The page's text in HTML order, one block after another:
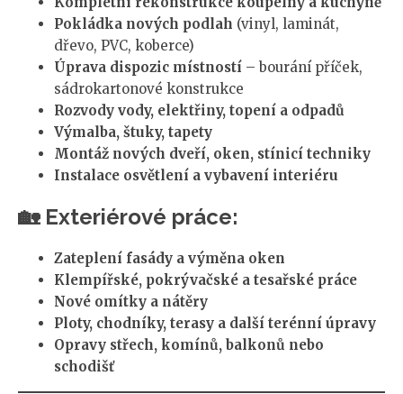
Pokládka nových podlah (vinyl, laminát,
dřevo, PVC, koberce)
Úprava dispozic místností – bourání příček,
sádrokartonové konstrukce
Rozvody vody, elektřiny, topení a odpadů
Výmalba, štuky, tapety
Montáž nových dveří, oken, stínicí techniky
Instalace osvětlení a vybavení interiéru
🏡 Exteriérové práce:
Zateplení fasády a výměna oken
Klempířské, pokrývačské a tesařské práce
Nové omítky a nátěry
Ploty, chodníky, terasy a další terénní úpravy
Opravy střech, komínů, balkonů nebo
schodišť